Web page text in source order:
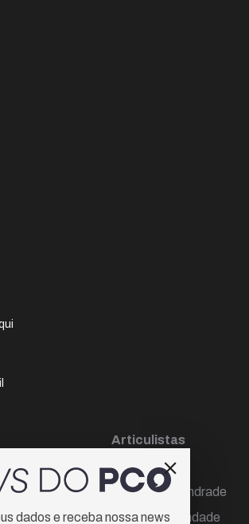
Articulistas
Décio Freire
Dr Marcos Andrade
Hamilton Trindade
dados e receba nossa news